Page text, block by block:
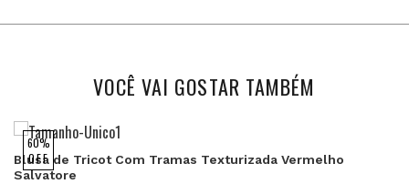
VOCÊ VAI GOSTAR TAMBÉM
60%
OFF
Blusa de Tricot Com Tramas Texturizada Vermelho
Salvatore